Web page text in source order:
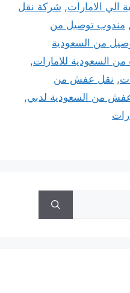
الامارات, شركة نقل
, مندوب توصيل من
من السعودية
من السعودية للامارات,
, نقل عفش من
من السعودية لدبي,